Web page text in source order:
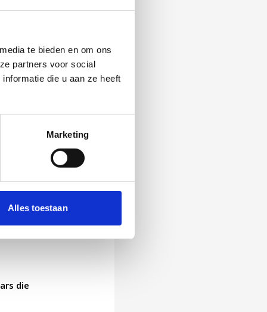
te bieden en om ons
partners voor social
die u aan ze heeft
Marketing
Alles toestaan
zij de vraag
die